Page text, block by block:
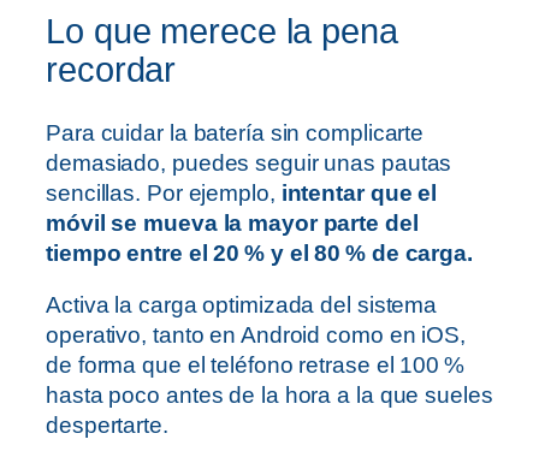
Lo que merece la pena
recordar
Para cuidar la batería sin complicarte
demasiado, puedes seguir unas pautas
sencillas. Por ejemplo, intentar que el
móvil se mueva la mayor parte del
tiempo entre el 20 % y el 80 % de carga.
Activa la carga optimizada del sistema
operativo, tanto en Android como en iOS,
de forma que el teléfono retrase el 100 %
hasta poco antes de la hora a la que sueles
despertarte.